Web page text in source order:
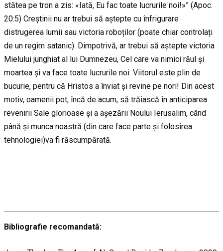
stătea pe tron a zis: «Iată, Eu fac toate lucrurile noi!»” (Apoc.
20:5) Creștinii nu ar trebui să aștepte cu înfrigurare
distrugerea lumii sau victoria roboților (poate chiar controlați
de un regim satanic). Dimpotrivă, ar trebui să aștepte victoria
Mielului junghiat al lui Dumnezeu, Cel care va nimici răul și
moartea și va face toate lucrurile noi. Viitorul este plin de
bucurie, pentru că Hristos a înviat și revine pe nori! Din acest
motiv, oamenii pot, încă de acum, să trăiască în anticiparea
revenirii Sale glorioase și a așezării Noului Ierusalim, când
până și munca noastră (din care face parte și folosirea
tehnologiei)va fi răscumpărată.
Bibliografie recomandată: